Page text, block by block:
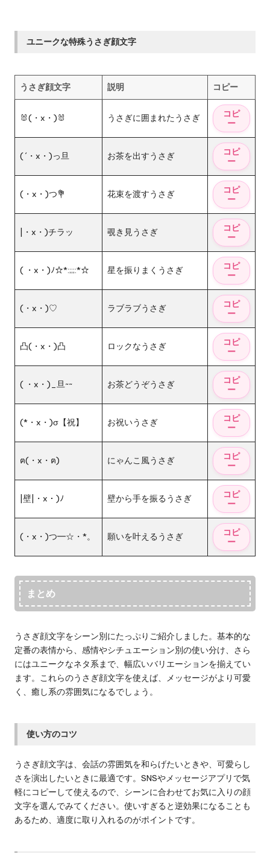
ユニークな特殊うさぎ顔文字
うさぎ顔文字 説明 コピー
🐰(・x・)🐰 うさぎに囲まれたうさぎ
( ´・x・)っ旦 お茶を出すうさぎ
(・x・)つ💐 花束を渡すうさぎ
|・x・)チラッ 覗き見うさぎ
( ・x・)ﾉ☆*:;;;:*☆ 星を振りまくうさぎ
(・x・)♡ ラブラブうさぎ
凸(・x・)凸 ロックなうさぎ
( ・x・)_旦~~ お茶どうぞうさぎ
(*・x・)σ【祝】 お祝いうさぎ
ฅ(・x・ฅ) にゃんこ風うさぎ
|壁|・x・)ﾉ 壁から手を振るうさぎ
(・x・)つ━☆・*。 願いを叶えるうさぎ
まとめ
うさぎ顔文字をシーン別にたっぷりご紹介しました。基本的な
定番の表情から、感情やシチュエーション別の使い分け、さら
にはユニークなネタ系まで、幅広いバリエーションを揃えてい
ます。これらのうさぎ顔文字を使えば、メッセージがより可愛
く、癒し系の雰囲気になるでしょう。
使い方のコツ
うさぎ顔文字は、会話の雰囲気を和らげたいときや、可愛らし
さを演出したいときに最適です。SNSやメッセージアプリで気
軽にコピーして使えるので、シーンに合わせてお気に入りの顔
文字を選んでみてください。使いすぎると逆効果になることも
あるため、適度に取り入れるのがポイントです。